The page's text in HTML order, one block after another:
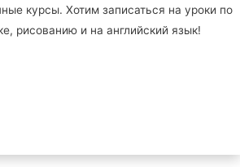
курсы. Хотим записаться на уроки по
рисованию и на английский язык!